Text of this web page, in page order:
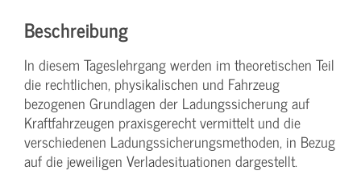
Beschreibung
In diesem Tageslehrgang werden im theoretischen Teil
die rechtlichen, physikalischen und Fahrzeug
bezogenen Grundlagen der Ladungssicherung auf
Kraftfahrzeugen praxisgerecht vermittelt und die
verschiedenen Ladungssicherungsmethoden, in Bezug
auf die jeweiligen Verladesituationen dargestellt.